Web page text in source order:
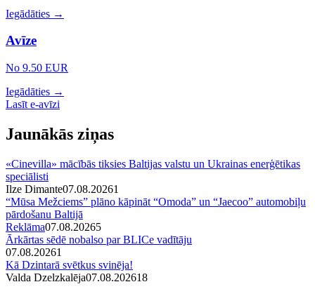
Iegādāties →
Avīze
No 9.50 EUR
Iegādāties →
Lasīt e-avīzi
Jaunākās ziņas
«Cinevilla» mācībās tiksies Baltijas valstu un Ukrainas enerģētikas
speciālisti
Ilze Dimante07.08.20261
“Mūsa Mežciems” plāno kāpināt “Omoda” un “Jaecoo” automobiļu
pārdošanu Baltijā
Reklāma07.08.20265
Ārkārtas sēdē nobalso par BLICe vadītāju
07.08.20261
Kā Dzintarā svētkus svinēja!
Valda Dzelzkalēja07.08.202618